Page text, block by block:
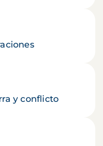
y conflicto